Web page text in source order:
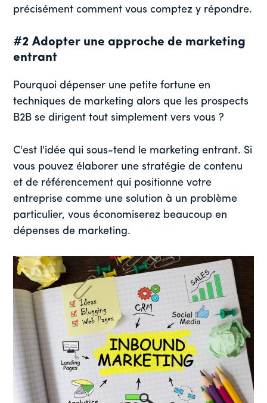
précisément comment vous comptez y répondre.
#2 Adopter une approche de marketing
entrant
Pourquoi dépenser une petite fortune en
techniques de marketing alors que les prospects
B2B se dirigent tout simplement vers vous ?
C'est l'idée qui sous-tend le marketing entrant. Si
vous pouvez élaborer une stratégie de contenu
et de référencement qui positionne votre
entreprise comme une solution à un problème
particulier, vous économiserez beaucoup en
dépenses de marketing.